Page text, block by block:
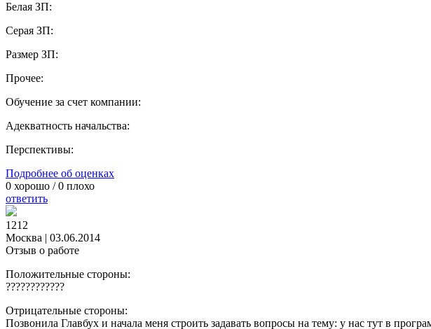
Белая ЗП:
Серая ЗП:
Размер ЗП:
Прочее:
Обучение за счет компании:
Адекватность начальства:
Перспективы:
Подробнее об оценках
0 хорошо /0 плохо
ответить
1212
Москва | 03.06.2014
Отзыв о работе
Положительные стороны:
????????????
Отрицательные стороны:
Позвонила Главбух и начала меня строить задавать вопросы на тему: у нас тут в